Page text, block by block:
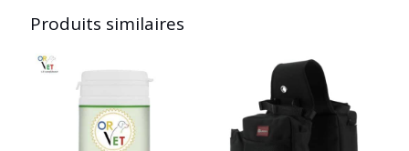
Produits similaires